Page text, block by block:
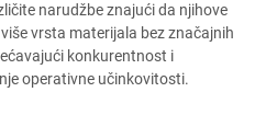
narudžbe znajući da njihove
vrsta materijala bez značajnih
konkurentnost i
operativne učinkovitosti.